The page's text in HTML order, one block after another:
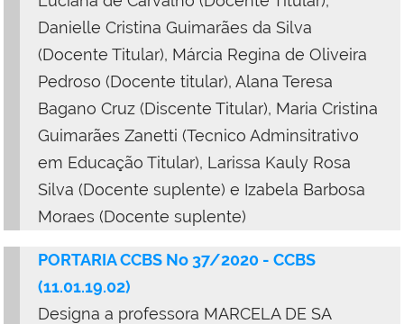
Danielle Cristina Guimarães da Silva
(Docente Titular), Márcia Regina de Oliveira
Pedroso (Docente titular), Alana Teresa
Bagano Cruz (Discente Titular), Maria Cristina
Guimarães Zanetti (Tecnico Adminsitrativo
em Educação Titular), Larissa Kauly Rosa
Silva (Docente suplente) e Izabela Barbosa
Moraes (Docente suplente)
PORTARIA CCBS No 37/2020 - CCBS
(11.01.19.02)
Designa a professora MARCELA DE SA